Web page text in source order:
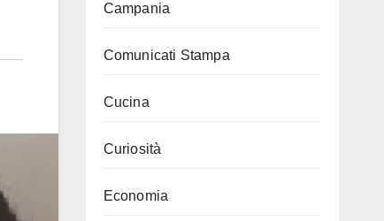
Campania
Comunicati Stampa
Cucina
Curiosità
Economia